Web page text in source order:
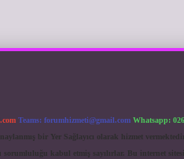
Teams: forumhizmeti@gmail.com Whatsapp:
bir Yer Sağlayıcı olarak hizmet
kabul etmiş sayılırlar. Bu internet